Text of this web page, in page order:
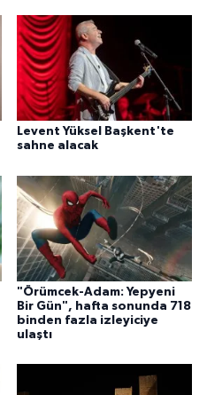
Levent Yüksel Başkent'te
sahne alacak
"Örümcek-Adam: Yepyeni
Bir Gün", hafta sonunda 718
binden fazla izleyiciye
ulaştı